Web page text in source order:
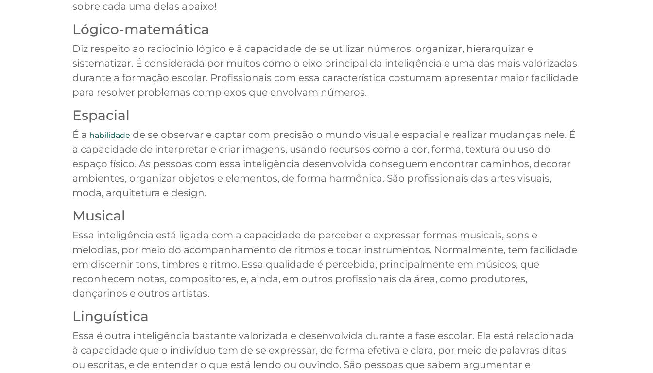
sobre cada uma delas abaixo!
Lógico-matemática
Diz respeito ao raciocínio lógico e à capacidade de se utilizar números, organizar, hierarquizar e
sistematizar. É considerada por muitos como o eixo principal da inteligência e uma das mais valorizadas
durante a formação escolar. Profissionais com essa característica costumam apresentar maior facilidade
para resolver problemas complexos que envolvam números.
Espacial
É a habilidade de se observar e captar com precisão o mundo visual e espacial e realizar mudanças nele. É
a capacidade de interpretar e criar imagens, usando recursos como a cor, forma, textura ou uso do
espaço físico. As pessoas com essa inteligência desenvolvida conseguem encontrar caminhos, decorar
ambientes, organizar objetos e elementos, de forma harmônica. São profissionais das artes visuais,
moda, arquitetura e design.
Musical
Essa inteligência está ligada com a capacidade de perceber e expressar formas musicais, sons e
melodias, por meio do acompanhamento de ritmos e tocar instrumentos. Normalmente, tem facilidade
em discernir tons, timbres e ritmo. Essa qualidade é percebida, principalmente em músicos, que
reconhecem notas, compositores, e, ainda, em outros profissionais da área, como produtores,
dançarinos e outros artistas.
Linguística
Essa é outra inteligência bastante valorizada e desenvolvida durante a fase escolar. Ela está relacionada
à capacidade que o indivíduo tem de se expressar, de forma efetiva e clara, por meio de palavras ditas
ou escritas, e de entender o que está lendo ou ouvindo. São pessoas que sabem argumentar e